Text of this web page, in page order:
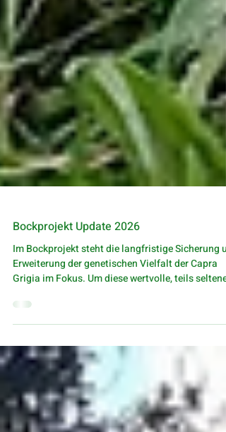
Bockprojekt Update 2026
Im Bockprojekt steht die langfristige Sicherung
Genetik zu erhalten, übernimmt der Verein gezielt
Böcke mit besonderen oder wenig verbreiteten
Linien ins Projekt.